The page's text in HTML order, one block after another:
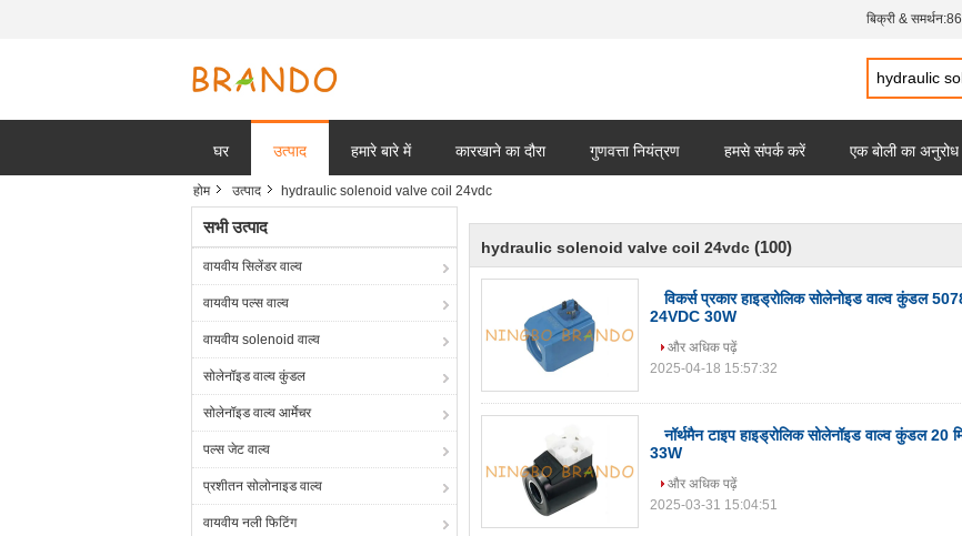
बिक्री & समर्थन:
घर उत्पाद हमारे बारे में कारखाने का दौरा गुणवत्ता नियंत्रण हमसे संपर्क करें एक बोली का अनुरोध
होम उत्पाद hydraulic solenoid valve coil 24vdc
सभी उत्पाद
वायवीय सिलेंडर वाल्व
वायवीय पल्स वाल्व
वायवीय solenoid वाल्व
सोलेनॉइड वाल्व कुंडल
सोलेनॉइड वाल्व आर्मेचर
पल्स जेट वाल्व
प्रशीतन सोलोनाइड वाल्व
वायवीय नली फिटिंग
hydraulic solenoid valve coil 24vdc (100)
विकर्स प्रकार हाइड्रोलिक सोलेनोइड वाल्व कुंडल
24VDC 30W
और अधिक पढ़ें
2025-04-18 15:57:32
नॉर्थमैन टाइप हाइड्रोलिक सोलेनॉइड वाल्व कुंडल
33W
और अधिक पढ़ें
2025-03-31 15:04:51